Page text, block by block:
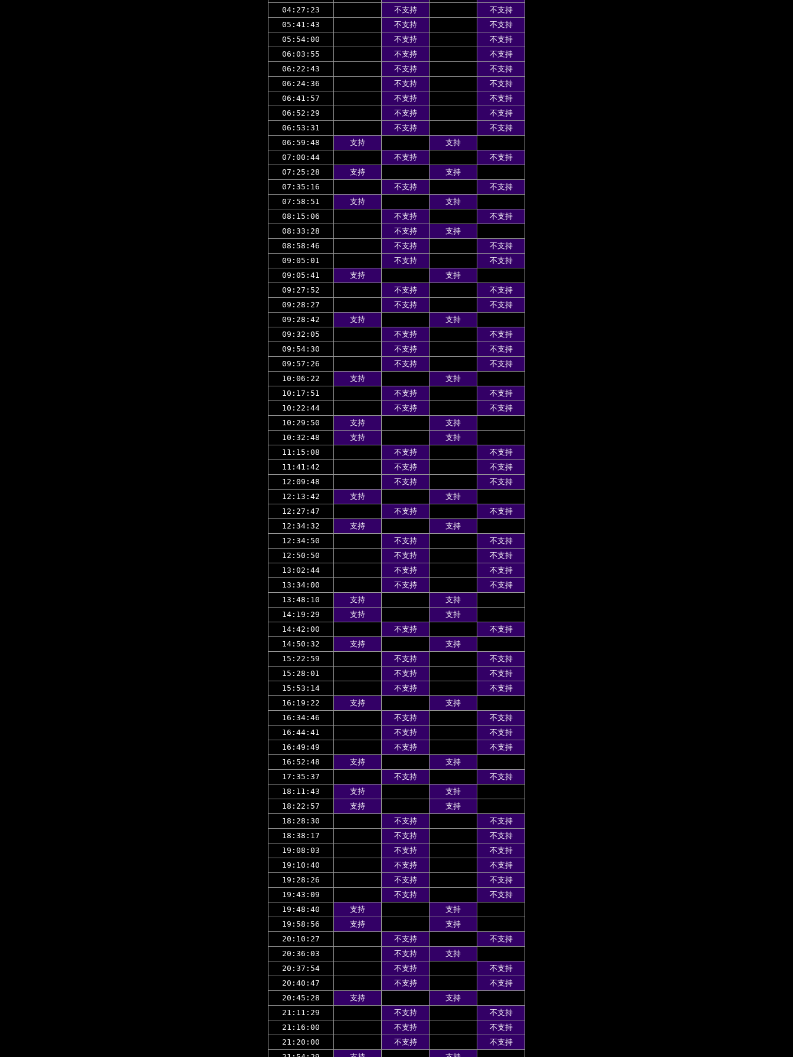
04:27:23
不支持
不支持
05:41:43
不支持
不支持
05:54:00
不支持
不支持
06:03:55
不支持
不支持
06:22:43
不支持
不支持
06:24:36
不支持
不支持
06:41:57
不支持
不支持
06:52:29
不支持
不支持
06:53:31
不支持
不支持
06:59:48
支持
支持
07:00:44
不支持
不支持
07:25:28
支持
支持
07:35:16
不支持
不支持
07:58:51
支持
支持
08:15:06
不支持
不支持
08:33:28
不支持
支持
08:58:46
不支持
不支持
09:05:01
不支持
不支持
09:05:41
支持
支持
09:27:52
不支持
不支持
09:28:27
不支持
不支持
09:28:42
支持
支持
09:32:05
不支持
不支持
09:54:30
不支持
不支持
09:57:26
不支持
不支持
10:06:22
支持
支持
10:17:51
不支持
不支持
10:22:44
不支持
不支持
10:29:50
支持
支持
10:32:48
支持
支持
11:15:08
不支持
不支持
11:41:42
不支持
不支持
12:09:48
不支持
不支持
12:13:42
支持
支持
12:27:47
不支持
不支持
12:34:32
支持
支持
12:34:50
不支持
不支持
12:50:50
不支持
不支持
13:02:44
不支持
不支持
13:34:00
不支持
不支持
13:48:10
支持
支持
14:19:29
支持
支持
14:42:00
不支持
不支持
14:50:32
支持
支持
15:22:59
不支持
不支持
15:28:01
不支持
不支持
15:53:14
不支持
不支持
16:19:22
支持
支持
16:34:46
不支持
不支持
16:44:41
不支持
不支持
16:49:49
不支持
不支持
16:52:48
支持
支持
17:35:37
不支持
不支持
18:11:43
支持
支持
18:22:57
支持
支持
18:28:30
不支持
不支持
18:38:17
不支持
不支持
19:08:03
不支持
不支持
19:10:40
不支持
不支持
19:28:26
不支持
不支持
19:43:09
不支持
不支持
19:48:40
支持
支持
19:58:56
支持
支持
20:10:27
不支持
不支持
20:36:03
不支持
支持
20:37:54
不支持
不支持
20:40:47
不支持
不支持
20:45:28
支持
支持
21:11:29
不支持
不支持
21:16:00
不支持
不支持
21:20:00
不支持
不支持